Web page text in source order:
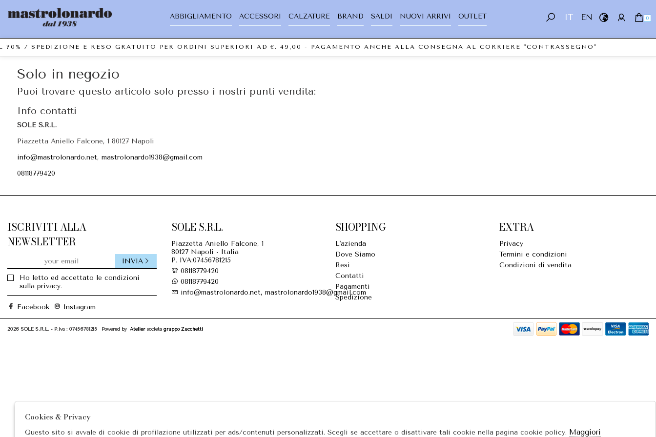
IT EN 0
ABBIGLIAMENTO ACCESSORI CALZATURE BRAND SALDI NUOVI ARRIVI OUTLET
/ SPEDIZIONE E RESO GRATUITO PER ORDINI SUPERIORI AD €. 49,00 - PAGAMENTO ANCHE ALLA CONSEGNA AL CORRIERE "CONTRASSEGNO"
Solo in negozio
Puoi trovare questo articolo solo presso i nostri punti vendita:
Info contatti
SOLE S.R.L.
Piazzetta Aniello Falcone, 1 80127 Napoli
info@mastrolonardo.net, mastrolonardo1938@gmail.com
08118779420
ISCRIVITI ALLA
NEWSLETTER
Ho letto ed accettato le condizioni
sulla privacy.
INVIA
Facebook Instagram
SOLE S.R.L.
Piazzetta Aniello Falcone, 1
80127 Napoli - Italia
P. IVA:07456781215
08118779420
08118779420
info@mastrolonardo.net, mastrolonardo1938@gmail.com
SHOPPING
L'azienda
Dove Siamo
Resi
Contatti
Pagamenti
Spedizione
EXTRA
Privacy
Termini e condizioni
Condizioni di vendita
2026 SOLE S.R.L. - P.iva : 07456781215 Powered by Ateliersocietà gruppo Zucchetti
Cookies & Privacy
Questo sito si avvale di cookie di profilazione utilizzati per ads/contenuti personalizzati. Scegli se accettare o disattivare tali cookie nella pagina cookie policy. Maggiori